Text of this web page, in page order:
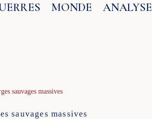
MONDE ANALYSE
sauvages massives
sauvages massives